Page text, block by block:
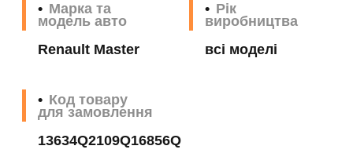
Марка та
модель авто
Renault Master
Рік
виробництва
всі моделі
Код товару
для замовлення
13634Q2109Q16856Q